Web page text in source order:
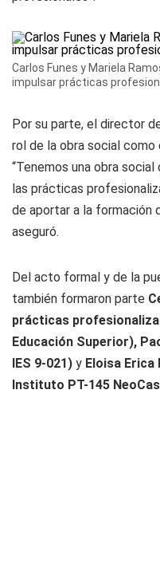
Carlos Funes y Mariela
impulsar prácticas
Por su parte, el director
rol de la obra social como
“Tenemos una obra
las prácticas
de aportar a la formación
aseguró.
Del acto formal y de la
también formaron parte
prácticas
Educación Superior),
IES 9-021) y Eloisa
Instituto PT-145